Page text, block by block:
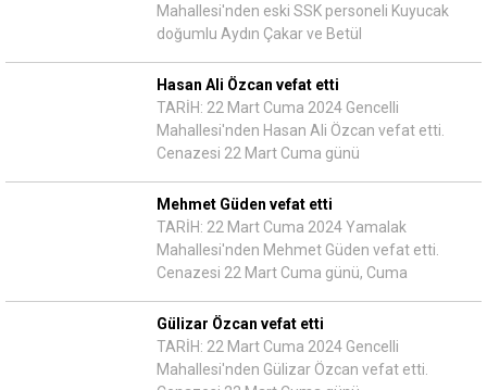
Mahallesi'nden eski SSK personeli Kuyucak
doğumlu Aydın Çakar ve Betül
Hasan Ali Özcan vefat etti
TARİH: 22 Mart Cuma 2024 Gencelli
Mahallesi'nden Hasan Ali Özcan vefat etti.
Cenazesi 22 Mart Cuma günü
Mehmet Güden vefat etti
TARİH: 22 Mart Cuma 2024 Yamalak
Mahallesi'nden Mehmet Güden vefat etti.
Cenazesi 22 Mart Cuma günü, Cuma
Gülizar Özcan vefat etti
TARİH: 22 Mart Cuma 2024 Gencelli
Mahallesi'nden Gülizar Özcan vefat etti.